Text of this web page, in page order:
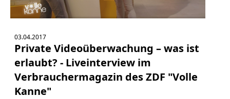
03.04.2017
Private Videoüberwachung – was ist
erlaubt? - Liveinterview im
Verbrauchermagazin des ZDF "Volle
Kanne"